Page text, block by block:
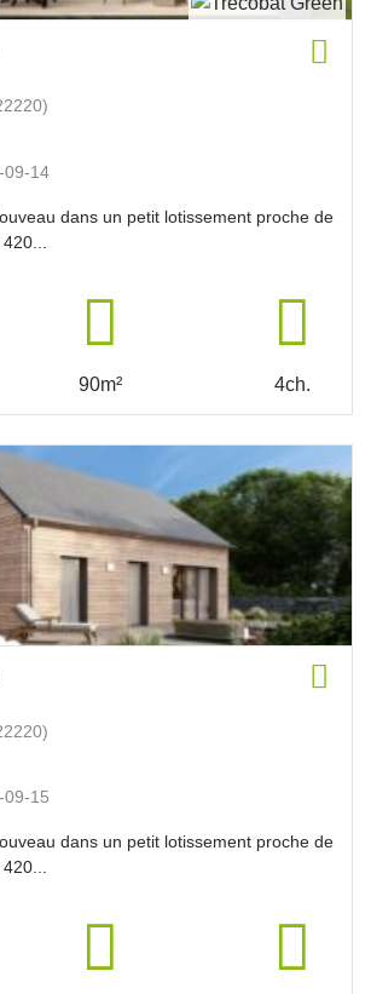
09-14
dans un petit lotissement proche de
90m² 4ch.
09-15
dans un petit lotissement proche de